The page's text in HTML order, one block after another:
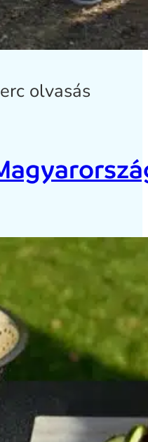
olvasás